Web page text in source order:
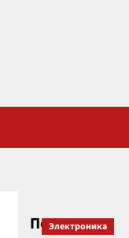
Поиск
Электроника